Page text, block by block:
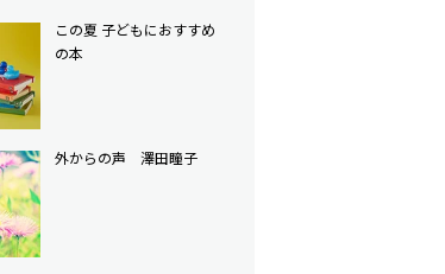
この夏 子どもにおすすめ
の本
外からの声 澤田瞳子